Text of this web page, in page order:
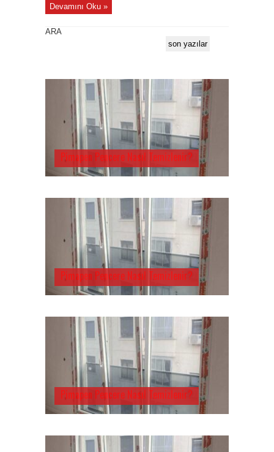
Devamını Oku »
ARA
son yazılar
Pimapen Pencere Nasıl Temizlenir?
Pimapen Pencere Nasıl Temizlenir?
Pimapen Pencere Nasıl Temizlenir?